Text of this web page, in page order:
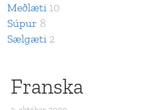
Meðlæti 10
Súpur 8
Sælgæti 2
Franska